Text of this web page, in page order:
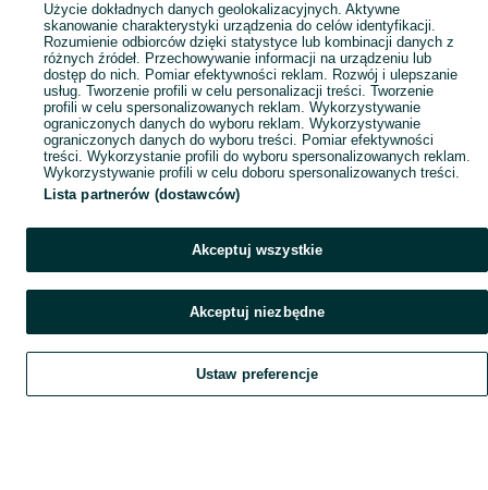
Szukaj Obserwujesz Dodaj Czat Konto
Użycie dokładnych danych geolokalizacyjnych. Aktywne
skanowanie charakterystyki urządzenia do celów identyfikacji.
Rozumienie odbiorców dzięki statystyce lub kombinacji danych z
różnych źródeł. Przechowywanie informacji na urządzeniu lub
dostęp do nich. Pomiar efektywności reklam. Rozwój i ulepszanie
usług. Tworzenie profili w celu personalizacji treści. Tworzenie
profili w celu spersonalizowanych reklam. Wykorzystywanie
ograniczonych danych do wyboru reklam. Wykorzystywanie
ograniczonych danych do wyboru treści. Pomiar efektywności
treści. Wykorzystanie profili do wyboru spersonalizowanych reklam.
Wykorzystywanie profili w celu doboru spersonalizowanych treści.
Lista partnerów (dostawców)
Akceptuj wszystkie
Akceptuj niezbędne
Ustaw preferencje